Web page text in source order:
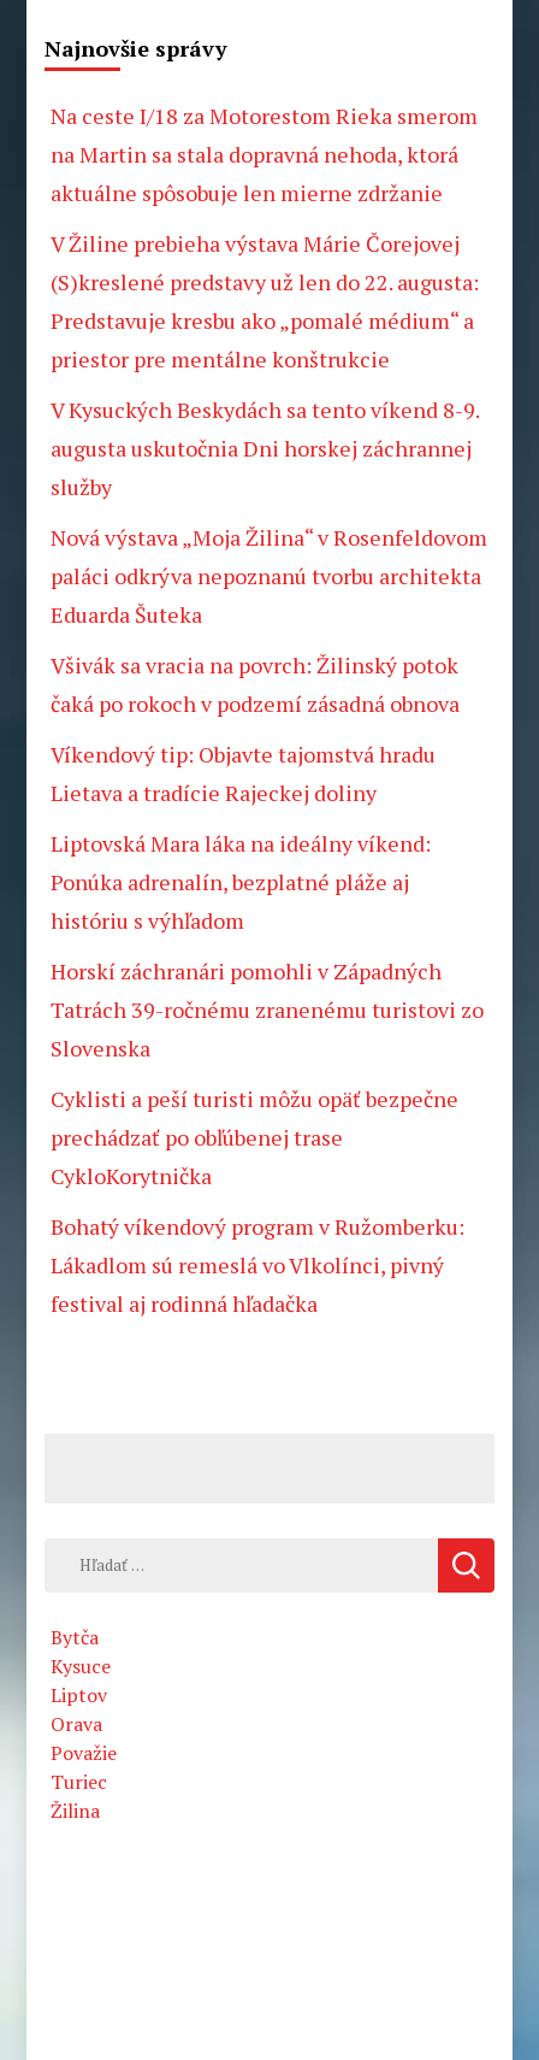
Najnovšie správy
Na ceste I/18 za Motorestom Rieka smerom
na Martin sa stala dopravná nehoda, ktorá
aktuálne spôsobuje len mierne zdržanie
V Žiline prebieha výstava Márie Čorejovej
(S)kreslené predstavy už len do 22. augusta:
Predstavuje kresbu ako „pomalé médium“ a
priestor pre mentálne konštrukcie
V Kysuckých Beskydách sa tento víkend 8-9.
augusta uskutočnia Dni horskej záchrannej
služby
Nová výstava „Moja Žilina“ v Rosenfeldovom
paláci odkrýva nepoznanú tvorbu architekta
Eduarda Šuteka
Všivák sa vracia na povrch: Žilinský potok
čaká po rokoch v podzemí zásadná obnova
Víkendový tip: Objavte tajomstvá hradu
Lietava a tradície Rajeckej doliny
Liptovská Mara láka na ideálny víkend:
Ponúka adrenalín, bezplatné pláže aj
históriu s výhľadom
Horskí záchranári pomohli v Západných
Tatrách 39-ročnému zranenému turistovi zo
Slovenska
Cyklisti a peší turisti môžu opäť bezpečne
prechádzať po obľúbenej trase
CykloKorytnička
Bohatý víkendový program v Ružomberku:
Lákadlom sú remeslá vo Vlkolínci, pivný
festival aj rodinná hľadačka
Hľadať:
Bytča
Kysuce
Liptov
Orava
Považie
Turiec
Žilina